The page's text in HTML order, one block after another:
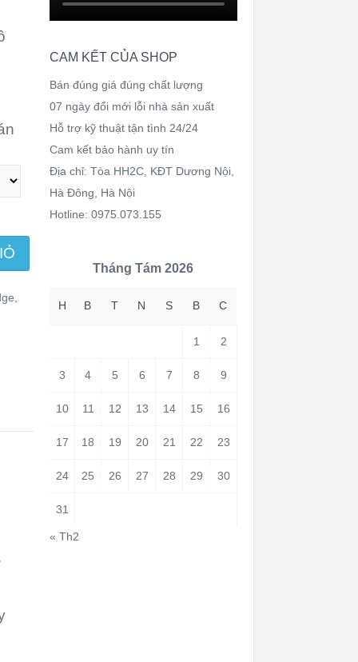
CAM KẾT CỦA SHOP
Bán đúng giá đúng chất lượng
07 ngày đổi mới lỗi nhà sản xuất
Hỗ trợ kỹ thuật tận tình 24/24
Cam kết bảo hành uy tín
Địa chỉ: Tòa HH2C, KĐT Dương Nội,
Hà Đông, Hà Nội
Hotline: 0975.073.155
Tháng Tám 2026
H B T N S B C
1 2
3 4 5 6 7 8 9
10 11 12 13 14 15 16
17 18 19 20 21 22 23
24 25 26 27 28 29 30
31
« Th2